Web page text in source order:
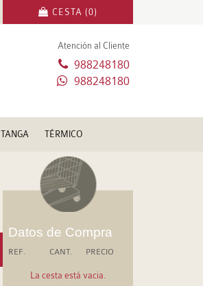
CESTA (0)
Atención al Cliente
988248180
988248180
TANGA TÉRMICO
Datos de Compra
REF. CANT. PRECIO
La cesta está vacia.